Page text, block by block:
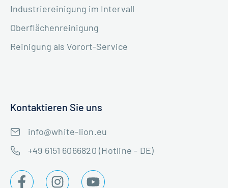
Industriereinigung im Intervall
Oberflächenreinigung
Reinigung als Vorort-Service
Kontaktieren Sie uns
info@white-lion.eu
+49 6151 6066820 (Hotline - DE)